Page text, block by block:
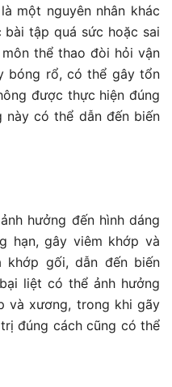
một nguyên nhân khác
tập quá sức hoặc sai
thể thao đòi hỏi vận
bóng rổ, có thể gây tổn
được thực hiện đúng
này có thể dẫn đến biến
hưởng đến hình dáng
hạn, gây viêm khớp và
khớp gối, dẫn đến biến
liệt có thể ảnh hưởng
và xương, trong khi gãy
đúng cách cũng có thể